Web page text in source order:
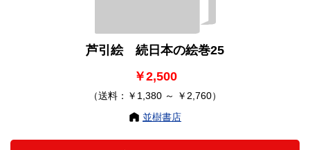
芦引絵 続日本の絵巻25
￥2,500
（送料：￥1,380 ～ ￥2,760）
並樹書店